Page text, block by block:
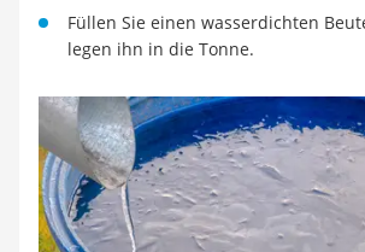
Füllen Sie einen wasserdichten
legen ihn in die Tonne.